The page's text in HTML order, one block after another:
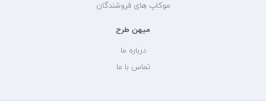
موکاپ های فروشندگان
میهن طرح
درباره ما
تماس با ما